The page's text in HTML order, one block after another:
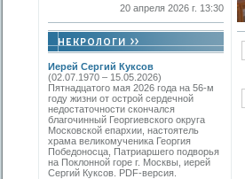
20 апреля 2026 г. 13:30
Иерей Сергий Куксов
(02.07.1970 – 15.05.2026)
Пятнадцатого мая 2026 года на 56-м
году жизни от острой сердечной
недостаточности скончался
благочинный Георгиевского округа
Московской епархии, настоятель
храма великомученика Георгия
Победоносца, Патриаршего подворья
на Поклонной горе г. Москвы, иерей
Сергий Куксов. PDF-версия.